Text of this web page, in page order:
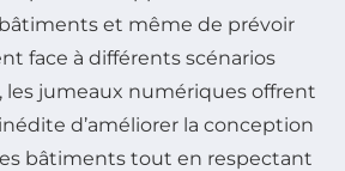
et même de prévoir
face à différents scénarios
les jumeaux numériques offrent
d’améliorer la conception
bâtiments tout en respectant